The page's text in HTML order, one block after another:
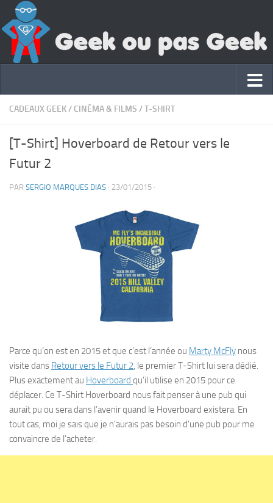
CADEAUX GEEK/ CINÉMA & FILMS /T-SHIRT
[T-Shirt] Hoverboard de Retour vers le
Futur 2
PAR SERGIO MARQUES DIAS · 23/01/2015 ·
Parce qu’on est en 2015 et que c’est l’année ou Marty McFly nous
visite dans Retour vers le Futur 2, le premier T-Shirt lui sera dédié.
Plus exactement au Hoverboard qu’il utilise en 2015 pour ce
déplacer. Ce T-Shirt Hoverboard nous fait penser à une pub qui
aurait pu ou sera dans l’avenir quand le Hoverboard existera. En
tout cas, moi je sais que je n’aurais pas besoin d’une pub pour me
convaincre de l’acheter.